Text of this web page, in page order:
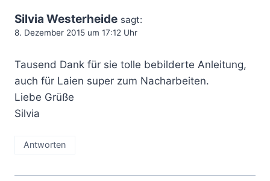
Silvia Westerheide sagt:
8. Dezember 2015 um 17:12 Uhr
Tausend Dank für sie tolle bebilderte Anleitung,
auch für Laien super zum Nacharbeiten.
Liebe Grüße
Silvia
Antworten